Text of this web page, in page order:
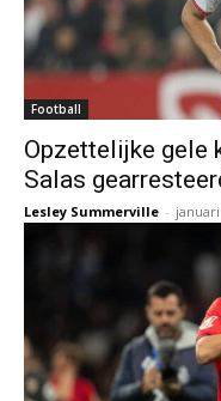
Football
Opzettelijke gele
Salas
Lesley Summerville - januari